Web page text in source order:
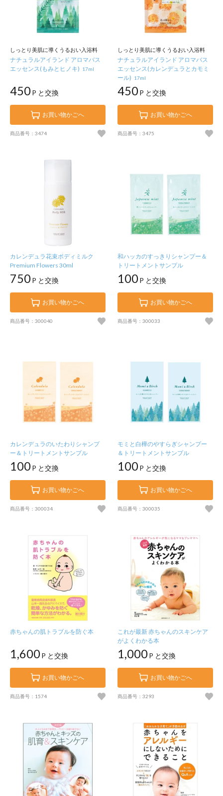
しっとり美肌に導くうるおい入浴料
ナチュラルアイランド アロマバス
エッセンス(もみとヒノキ) 17ml
450P と交換
お買い物かごへ
商品番号：3474
しっとり美肌に導くうるおい入浴料
ナチュラルアイランド アロマバス
エッセンス(カレンデュラとカモミ
ール) 17ml
450P と交換
お買い物かごへ
商品番号：3475
カレンデュラ花束ボディミルク
Premium Flowers 30ml
750P と交換
お買い物かごへ
商品番号：300040
和ハッカのすっきりシャンプー＆
トリートメントサンプル
100P と交換
お買い物かごへ
商品番号：300033
カレンデュラのいたわりシャンプ
ー＆トリートメントサンプル
100P と交換
お買い物かごへ
商品番号：300034
モミと白樺のやすらぎシャンプー
＆トリートメントサンプル
100P と交換
お買い物かごへ
商品番号：300035
赤ちゃんの肌トラブルを防ぐ本
1,600P と交換
お買い物かごへ
商品番号：1574
これが最新 赤ちゃんのスキンケア
がよくわかる本
1,000P と交換
お買い物かごへ
商品番号：3293